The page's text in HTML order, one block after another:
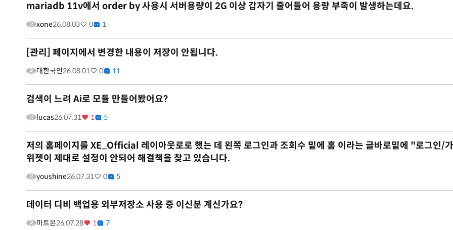
mariadb 11v에서 order by 사용시 서버용량이 2G 이상 갑자기 줄어들어 용량 부족이 발생하는데요.
xone26.08.03 0 1
[관리] 페이지에서 변경한 내용이 저장이 안됩니다.
대한국인26.08.01 0 11
검색이 느려 Ai로 모듈 만들어봤어요?
lucas26.07.31 1 5
저의 홈페이지를 XE_Official 레이아웃로로 했는 데 왼쪽 로그인과 조회수 밑에 홈 이라는 글바로밑에 "로그인/
위젯이 제대로 설정이 안되어 해결책을 찾고 있습니다.
youshine26.07.31 0 5
데이터 디비 백업용 외부저장소 사용 중 이신분 계신가요?
마트몬26.07.28 1 7